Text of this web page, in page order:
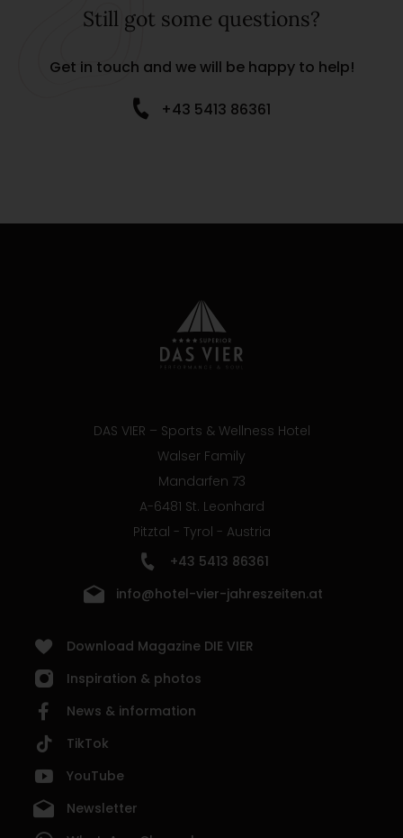
Still got some questions?
Get in touch and we will be happy to help!
+43 5413 86361
DAS VIER – Sports & Wellness Hotel
Walser Family
Mandarfen 73
A-6481 St. Leonhard
Pitztal - Tyrol - Austria
+43 5413 86361
info@hotel-vier-jahreszeiten.at
Download Magazine DIE VIER
Inspiration & photos
News & information
TikTok
YouTube
Newsletter